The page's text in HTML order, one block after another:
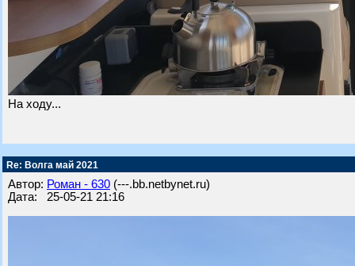
На ходу...
Re: Волга май 2021
Автор: Роман - 630 (---.bb.netbynet.ru)
Дата: 25-05-21 21:16